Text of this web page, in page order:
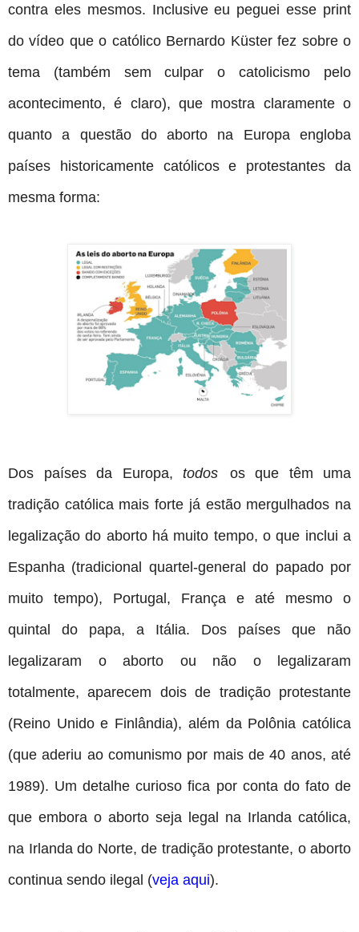
contra eles mesmos. Inclusive eu peguei esse print
do vídeo que o católico Bernardo Küster fez sobre o
tema (também sem culpar o catolicismo pelo
acontecimento, é claro), que mostra claramente o
quanto a questão do aborto na Europa engloba
países historicamente católicos e protestantes da
mesma forma:
Dos países da Europa, todos
os que têm uma
tradição católica mais forte já estão mergulhados na
legalização do aborto há muito tempo, o que inclui a
Espanha (tradicional quartel-general do papado por
muito tempo), Portugal, França e até mesmo o
quintal do papa, a Itália. Dos países que não
legalizaram o aborto ou não o legalizaram
totalmente, aparecem dois de tradição protestante
(Reino Unido e Finlândia), além da Polônia católica
(que aderiu ao comunismo por mais de 40 anos, até
1989). Um detalhe curioso fica por conta do fato de
que embora o aborto seja legal na Irlanda católica,
na Irlanda do Norte, de tradição protestante, o aborto
continua sendo ilegal (veja aqui).